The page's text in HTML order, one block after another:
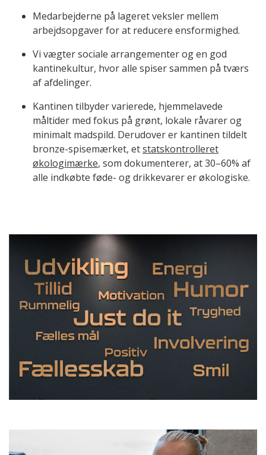
Medarbejderne på lageret veksler mellem
arbejdsopgaver for at reducere ensformighed.
Vi vægter sociale arrangementer og en god
kantinekultur, hvor alle spiser sammen på tværs
af afdelinger.
Kantinen tilbyder varierede, hjemmelavede
måltider med fokus på grønt, lokale råvarer og
minimalt madspild. Derudover er kantinen tildelt
bronze-spisemærket, etstatskontrolleret
økologimærke, som dokumenterer, at 30–60% af
alle indkøbte føde- og drikkevarer er økologiske.